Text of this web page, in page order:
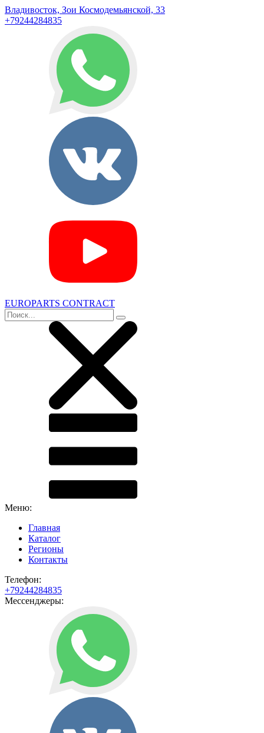
Владивосток, Зои Космодемьянской, 33
+79244284835
EUROPARTS CONTRACT
Меню:
Главная
Каталог
Регионы
Контакты
Телефон:
+79244284835
Мессенджеры: